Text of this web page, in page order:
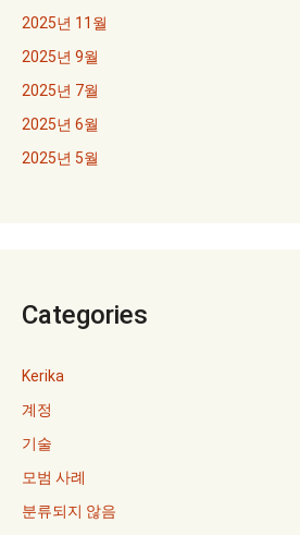
2025년 11월
2025년 9월
2025년 7월
2025년 6월
2025년 5월
Categories
Kerika
계정
기술
모범 사례
분류되지 않음